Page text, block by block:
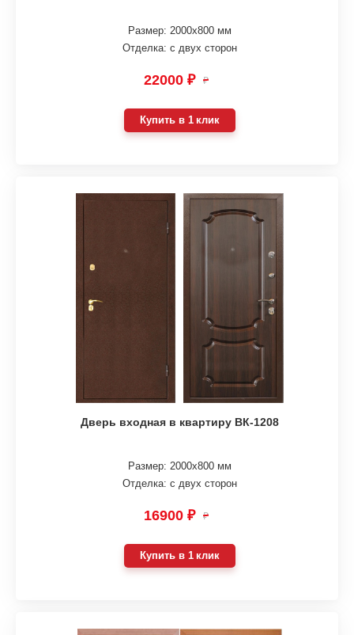
Размер: 2000х800 мм
Отделка: с двух сторон
22000 ₽ ₽
Купить в 1 клик
Дверь входная в квартиру ВК-1208
Размер: 2000х800 мм
Отделка: с двух сторон
16900 ₽ ₽
Купить в 1 клик